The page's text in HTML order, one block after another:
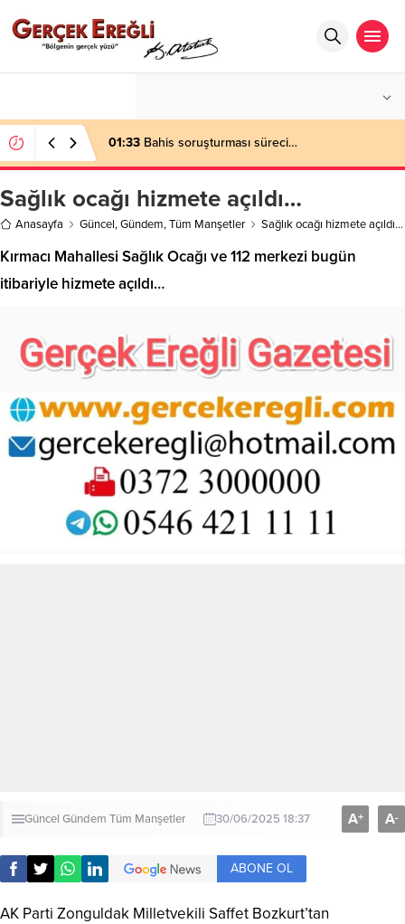
01:33 Bahis soruşturması süreci…
Sağlık ocağı hizmete açıldı…
Anasayfa Güncel,Gündem,Tüm Manşetler Sağlık ocağı hizmete açıldı…
Kırmacı Mahallesi Sağlık Ocağı ve 112 merkezi bugün
itibariyle hizmete açıldı…
Güncel Gündem Tüm Manşetler 30/06/2025 18:37 A+ A-
ABONE OL
AK Parti Zonguldak Milletvekili Saffet Bozkurt’tan